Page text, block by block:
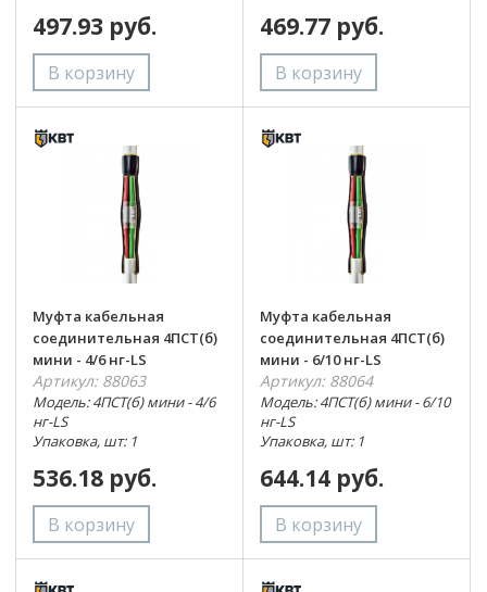
497.93 руб. 469.77 руб.
Муфта кабельная
соединительная 4ПСТ(б)
мини - 4/6 нг-LS
Артикул: 88063
Модель: 4ПСТ(б) мини - 4/6
нг-LS
Упаковка, шт: 1
536.18 руб.
Муфта кабельная
соединительная 4ПСТ(б)
мини - 6/10 нг-LS
Артикул: 88064
Модель: 4ПСТ(б) мини - 6/10
нг-LS
Упаковка, шт: 1
644.14 руб.